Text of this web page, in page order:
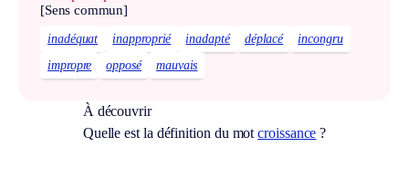
[Sens commun]
inadéquat inapproprié inadapté déplacé
incongru
impropre
opposé mauvais
À découvrir
Quelle est la définition du motcroissance ?